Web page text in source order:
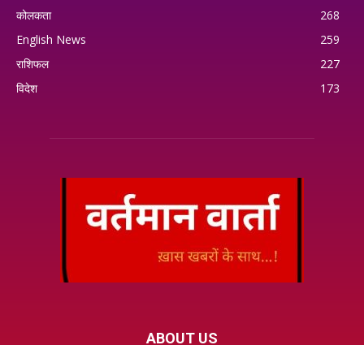
कोलकता
268
English News
259
राशिफल
227
विदेश
173
ABOUT US